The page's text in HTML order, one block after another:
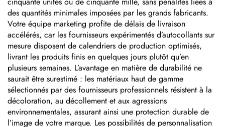
des quantités minimales imposées par les grands fabricants.
Votre équipe marketing profite de délais de livraison
accélérés, car les fournisseurs expérimentés d’autocollants sur
mesure disposent de calendriers de production optimisés,
livrant les produits finis en quelques jours plutôt qu’en
plusieurs semaines. L’avantage en matière de durabilité ne
saurait être surestimé : les matériaux haut de gamme
sélectionnés par des fournisseurs professionnels résistent à la
décoloration, au décollement et aux agressions
environnementales, assurant ainsi une protection durable de
l’image de votre marque. Les possibilités de personnalisation